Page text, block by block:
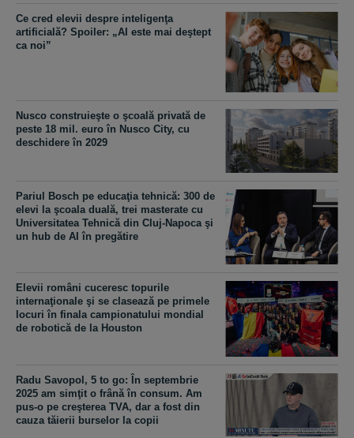
Ce cred elevii despre inteligenţa
artificială? Spoiler: „AI este mai deştept
ca noi”
Nusco construieşte o şcoală privată de
peste 18 mil. euro în Nusco City, cu
deschidere în 2029
Pariul Bosch pe educaţia tehnică: 300 de
elevi la şcoala duală, trei masterate cu
Universitatea Tehnică din Cluj-Napoca şi
un hub de AI în pregătire
Elevii români cuceresc topurile
internaţionale şi se clasează pe primele
locuri în finala campionatului mondial
de robotică de la Houston
Radu Savopol, 5 to go: În septembrie
2025 am simţit o frână în consum. Am
pus-o pe creşterea TVA, dar a fost din
cauza tăierii burselor la copii